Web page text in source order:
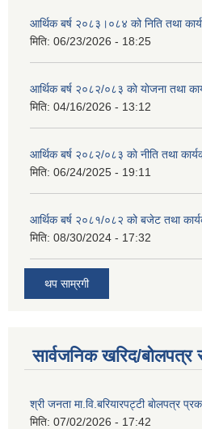
आर्थिक बर्ष २०८३।०८४ को निति तथा
मिति: 06/23/2026 - 18:25
आर्थिक बर्ष २०८२/०८३ काे याेजना तथा
मिति: 04/16/2026 - 13:12
आर्थिक बर्ष २०८२/०८३ काे नीति तथा
मिति: 06/24/2025 - 19:11
आर्थिक बर्ष २०८१/०८२ को बजेट तथा
मिति: 08/30/2024 - 17:32
थप साम्रगी
सार्वजनिक खरिद/बोलपत्र
श्री जनता मा.वि.बरियारपट्टी बाेलपत्र
मिति: 07/02/2026 - 17:42